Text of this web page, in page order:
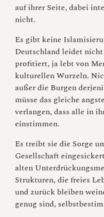
auf ihrer Seite, dabei
nicht.
Es gibt keine
Deutschland leidet
profitiert, ja lebt von
kulturellen Wurzeln.
außer die Burgen
müsse das gleiche
verlangen, dass alle in
einstimmen.
Es treibt sie die Sorge
Gesellschaft
alten
Strukturen, die freies
und zurück bleiben
genug sind,